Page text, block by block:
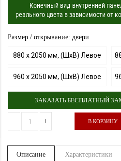
Конечный вид внутренней
реального цвета в зависимости от
Размер / открывание: двери
880 х 2050 мм, (ШхВ) Левое
960 х 2050 мм, (ШхВ) Левое
ЗАКАЗАТЬ БЕСПЛАТНЫЙ
- + В КОРЗИНУ
Описание Характеристики